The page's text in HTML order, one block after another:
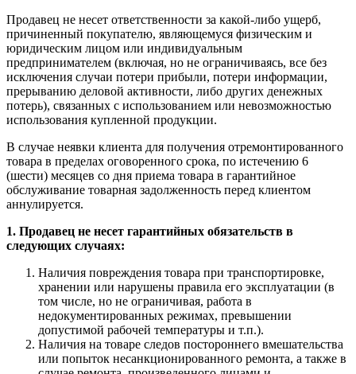
Продавец не несет ответственности за какой-либо ущерб,
причиненный покупателю, являющемуся физическим и
юридическим лицом или индивидуальным
предпринимателем (включая, но не ограничиваясь, все без
исключения случаи потери прибыли, потери информации,
прерыванию деловой активности, либо других денежных
потерь), связанных с использованием или невозможностью
использования купленной продукции.
В случае неявки клиента для получения отремонтированного
товара в пределах оговоренного срока, по истечению 6
(шести) месяцев со дня приема товара в гарантийное
обслуживание товарная задолженность перед клиентом
аннулируется.
1. Продавец не несет гарантийных обязательств в
следующих случаях:
Наличия повреждения товара при транспортировке,
хранении или нарушены правила его эксплуатации (в
том числе, но не ограничивая, работа в
недокументированных режимах, превышении
допустимой рабочей температуры и т.п.).
Наличия на товаре следов постороннего вмешательства
или попыток несанкционированного ремонта, а также в